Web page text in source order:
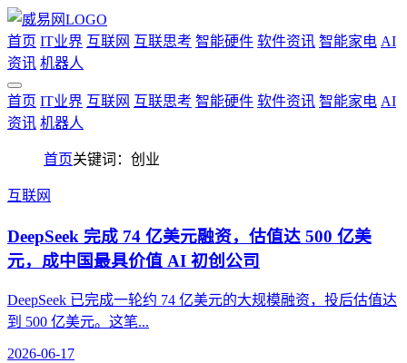
首页 IT业界 互联网 互联思考 智能硬件 软件资讯 智能家电 AI
资讯 机器人
首页 IT业界 互联网 互联思考 智能硬件 软件资讯 智能家电 AI
资讯 机器人
首页关键词：创业
互联网
DeepSeek 完成 74 亿美元融资，估值达 500 亿美
元，成中国最具价值 AI 初创公司
DeepSeek 已完成一轮约 74 亿美元的大规模融资，投后估值达
到 500 亿美元。这笔...
2026-06-17